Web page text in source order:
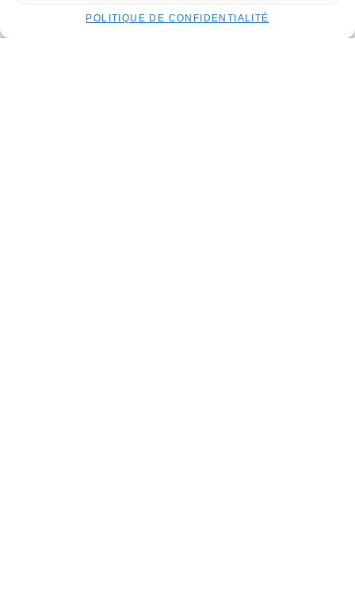
POLITIQUE DE CONFIDENTIALITÉ
DEVENIR MÉCÈNE